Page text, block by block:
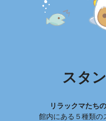
スタ
リラックマたち
館内にある５種類の